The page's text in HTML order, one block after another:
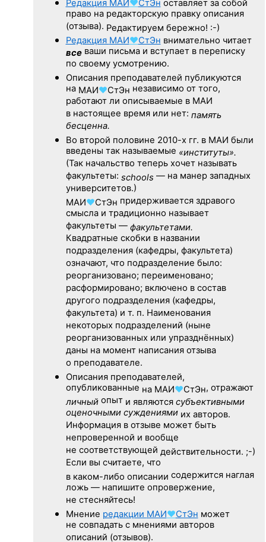
Редакция МАИ♥СтЭн оставляет за собой
право на редакторскую правку описания
(отзыва). Редактируем бережно! :-)
Редакция МАИ♥СтЭн внимательно читает
всеваши письма и вступает в переписку
по своему усмотрению.
Описания преподавателей публикуются
на МАИ♥СтЭн независимо от того,
работают ли описываемые в МАИ
в настоящее время или нет: память
бесценна.
Во второй половине 2010-х гг. в МАИ были
введены так называемые «институты».
(Так начальство теперь хочет называть
факультеты: schools — на манер западных
университетов.)
МАИ♥СтЭн придерживается здравого
смысла и традиционно называет
факультеты — факультетами.
Квадратные скобки в названии
подразделения (кафедры, факультета)
означают, что подразделение было:
реорганизовано; переименовано;
расформировано; включено в состав
другого подразделения (кафедры,
факультета) и т. п. Наименования
некоторых подразделений (ныне
реорганизованных или упразднённых)
даны на момент написания отзыва
о преподавателе.
Описания преподавателей,
опубликованные на МАИ♥СтЭн, отражают
личныйопыт и являются субъективными
оценочными суждениямиих авторов.
Информация в отзыве может быть
непроверенной и вообще
не соответствующей действительности. ;-)
Если вы считаете, что
в каком-либо описании содержится наглая
ложь — напишите опровержение,
не стесняйтесь!
Мнение редакции МАИ♥СтЭн может
не совпадать с мнениями авторов
описаний (отзывов).